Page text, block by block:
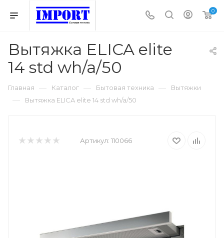
0
Вытяжка ELICA elite
14 std wh/a/50
Главная — Каталог — Бытовая техника — Вытяжки
— Вытяжка ELICA elite 14 std wh/a/50
Артикул: 110066